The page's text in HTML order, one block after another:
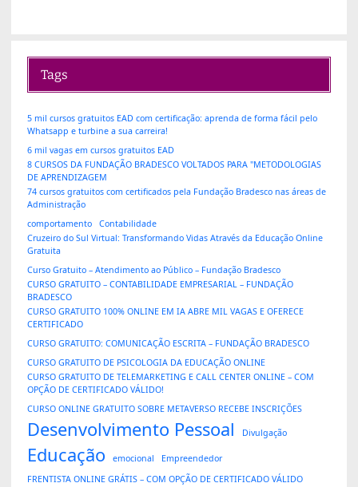
Tags
5 mil cursos gratuitos EAD com certificação: aprenda de forma fácil pelo
Whatsapp e turbine a sua carreira!
6 mil vagas em cursos gratuitos EAD
8 CURSOS DA FUNDAÇÃO BRADESCO VOLTADOS PARA "METODOLOGIAS
DE APRENDIZAGEM
74 cursos gratuitos com certificados pela Fundação Bradesco nas áreas de
Administração
comportamento
Contabilidade
Cruzeiro do Sul Virtual: Transformando Vidas Através da Educação Online
Gratuita
Curso Gratuito – Atendimento ao Público – Fundação Bradesco
CURSO GRATUITO – CONTABILIDADE EMPRESARIAL – FUNDAÇÃO
BRADESCO
CURSO GRATUITO 100% ONLINE EM IA ABRE MIL VAGAS E OFERECE
CERTIFICADO
CURSO GRATUITO: COMUNICAÇÃO ESCRITA – FUNDAÇÃO BRADESCO
CURSO GRATUITO DE PSICOLOGIA DA EDUCAÇÃO ONLINE
CURSO GRATUITO DE TELEMARKETING E CALL CENTER ONLINE – COM
OPÇÃO DE CERTIFICADO VÁLIDO!
CURSO ONLINE GRATUITO SOBRE METAVERSO RECEBE INSCRIÇÕES
Desenvolvimento Pessoal Divulgação
Educação emocional
Empreendedor
FRENTISTA ONLINE GRÁTIS – COM OPÇÃO DE CERTIFICADO VÁLIDO